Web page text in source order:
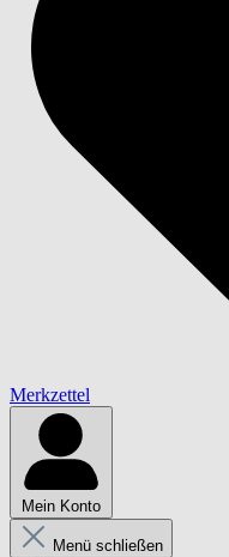
Merkzettel
Mein Konto
Menü schließen